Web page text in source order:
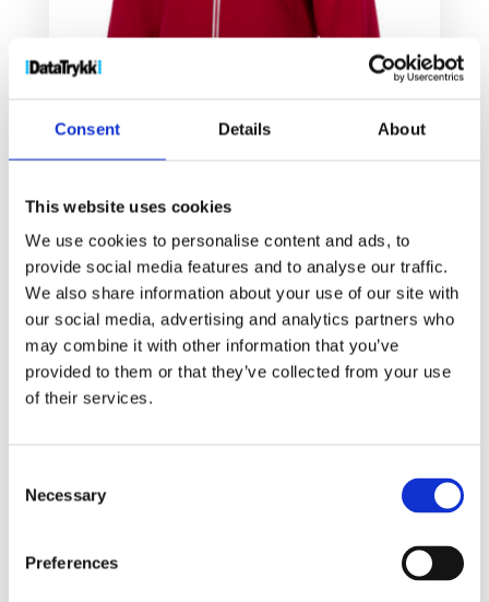
Consent Details About
This website uses cookies
We use cookies to personalise content and ads, to
provide social media features and to analyse our traffic.
We also share information about your use of our site with
our social media, advertising and analytics partners who
may combine it with other information that you’ve
provided to them or that they’ve collected from your use
of their services.
Selection
Necessary
Preferences
Orion softshell jakke dame
540kr
Velg alternativ